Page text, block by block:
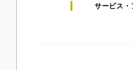
サービス・